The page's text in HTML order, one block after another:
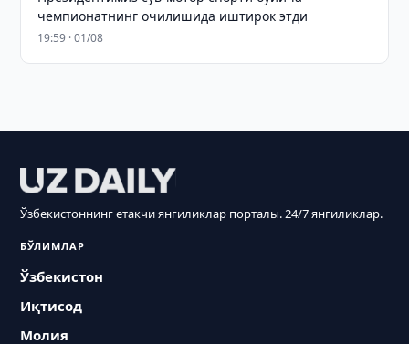
чемпионатнинг очилишида иштирок этди
19:59 · 01/08
Ўзбекистоннинг етакчи янгиликлар порталы. 24/7 янгиликлар.
БЎЛИМЛАР
Ўзбекистон
Иқтисод
Молия